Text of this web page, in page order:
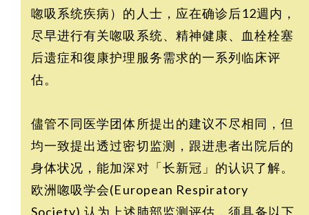
唿吸系统疾病）的人士，应在确诊后12週内，
尽早进行有关唿吸系统、精神健康、血栓栓塞
后遗症和復康护理服务需求的一系列临床评
估。
儘管不同医学团体所提出的建议不尽相同，但
均一致提出透过密切监测，跟进患者出院后的
身体状况，能加深对「长新冠」的认识了解。
欧洲唿吸学会(European Respiratory
Society) 认为上述肺部监测评估，须具备以下